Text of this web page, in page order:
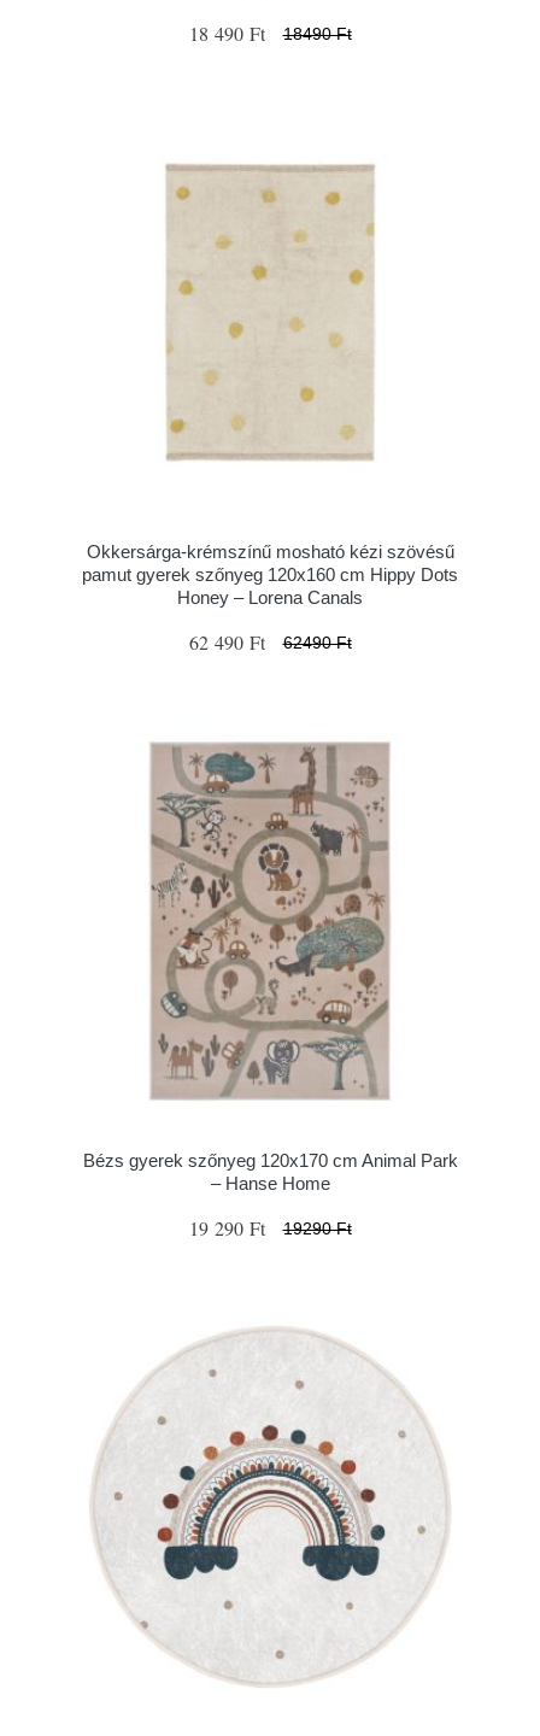
18 490 Ft 18490 Ft
Okkersárga-krémszínű mosható kézi szövésű
pamut gyerek szőnyeg 120x160 cm Hippy Dots
Honey – Lorena Canals
62 490 Ft 62490 Ft
Bézs gyerek szőnyeg 120x170 cm Animal Park
– Hanse Home
19 290 Ft 19290 Ft